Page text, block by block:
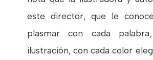
este director, que le
plasmar con cada
ilustración, con cada color